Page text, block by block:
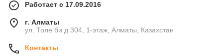
Работает с 17.09.2016
г. Алматы
ул. Толе би д.304, 1-этаж, Алматы, Казахстан
Контакты